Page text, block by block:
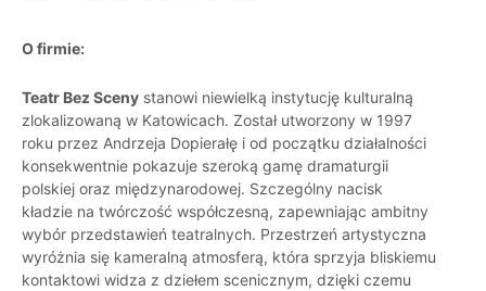
O firmie:
Teatr Bez Sceny stanowi niewielką instytucję kulturalną
zlokalizowaną w Katowicach. Został utworzony w 1997
roku przez Andrzeja Dopierałę i od początku działalności
konsekwentnie pokazuje szeroką gamę dramaturgii
polskiej oraz międzynarodowej. Szczególny nacisk
kładzie na twórczość współczesną, zapewniając ambitny
wybór przedstawień teatralnych. Przestrzeń artystyczna
wyróżnia się kameralną atmosferą, która sprzyja bliskiemu
kontaktowi widza z dziełem scenicznym, dzięki czemu